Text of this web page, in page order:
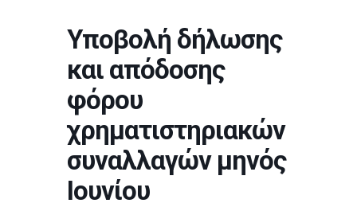
Υποβολή δήλωσης
και απόδοσης
φόρου
χρηματιστηριακών
συναλλαγών μηνός
Ιουνίου